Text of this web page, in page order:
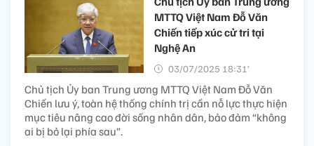
MTTQ Việt Nam Đỗ Văn
Chiến tiếp xúc cử tri tại
Nghệ An
03/07/2025 18:31’
Chủ tịch Ủy ban Trung ương MTTQ Việt Nam Đỗ Văn
Chiến lưu ý, toàn hệ thống chính trị cần nỗ lực thực hiện
mục tiêu nâng cao đời sống nhân dân, bảo đảm “không
ai bị bỏ lại phía sau”.